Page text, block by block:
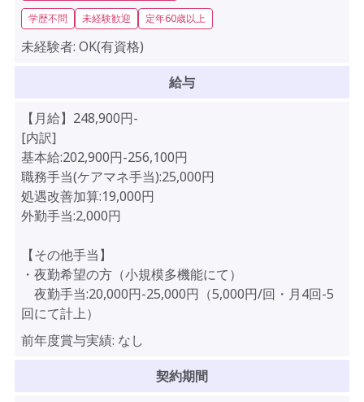
学歴不問 未経験歓迎 定年60歳以上
未経験者: OK(有資格)
給与
【月給】248,900円-
[内訳]
基本給:202,900円-256,100円
職務手当(ケアマネ手当):25,000円
処遇改善加算:19,000円
外勤手当:2,000円
【その他手当】
・夜勤希望の方（小規模多機能にて）
夜勤手当:20,000円-25,000円（5,000円/回・月4回-5
回にて計上）
前年度賞与実績: なし
契約期間